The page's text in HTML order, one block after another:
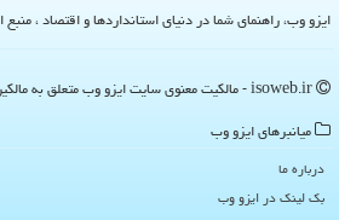
ایزو وب، راهنمای شما در دنیای استانداردها و اقتصاد ، منبع
میانبرهای ایزو وب
درباره ما
بک لینک در ایزو وب